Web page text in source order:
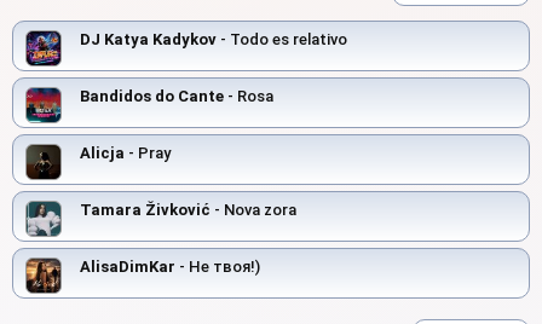
DJ Katya Kadykov - Todo es relativo
Bandidos do Cante - Rosa
Alicja - Pray
Tamara Živković - Nova zora
AlisaDimKar - Не твоя!)